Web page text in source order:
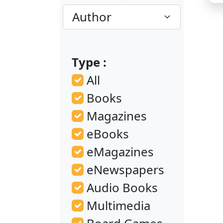
Type :
All
Books
Magazines
eBooks
eMagazines
eNewspapers
Audio Books
Multimedia